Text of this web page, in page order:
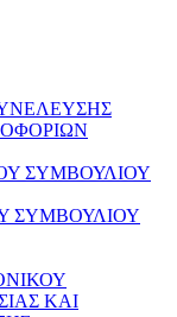
ΣΥΜΒΟΥΛΙΟΥ
ΣΥΜΒΟΥΛΙΟΥ
ΚΑΙ